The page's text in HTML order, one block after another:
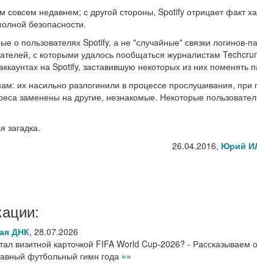
недавнем; с другой стороны, Spotify отрицает факт
безопасности.
о пользователях Spotify, а не "случайные" связки логинов-
с которыми удалось пообщаться журналистам
на Spotify, заставившую некоторых из них поменять
их насильно разлогинили в процессе прослушивания, при
заменены на другие, незнакомые. Некоторые
загадка.
26.04.2016, Юрий
ДНК, 28.07.2026
визитной карточкой FIFA World Cup-2026? - Рассказываем
футбольный гимн года »»